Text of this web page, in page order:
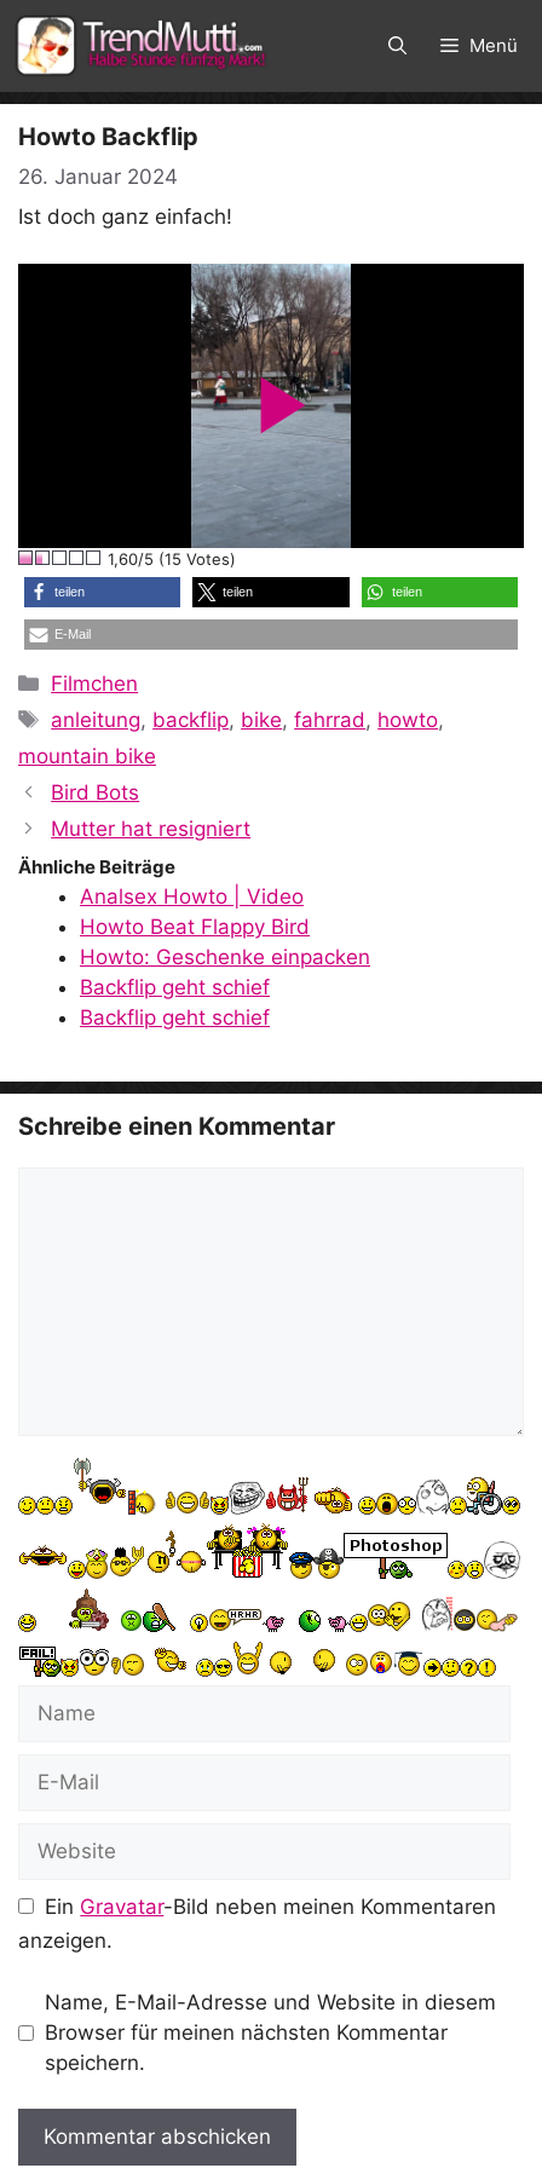
Zum
Inhalt
springen
Menü
Howto Backflip
26. Januar 2024
Ist doch ganz einfach!
P
l
a
y
i
d
o
1,60/5 (15 Votes)
teilen teilen teilen
E-Mail
Kategorien
Filmchen
Schlagwörter
anleitung, backflip, bike,fahrrad, howto,
mountain bike
Bird Bots
Mutter hat resigniert
Ähnliche Beiträge
Analsex Howto | Video
Howto Beat Flappy Bird
Howto: Geschenke einpacken
Backflip geht schief
Backflip geht schief
Schreibe einen Kommentar
Name
Website
Ein Gravatar-Bild neben meinen Kommentaren
anzeigen.
Name, E-Mail-Adresse und Website in diesem
Browser für meinen nächsten Kommentar
speichern.